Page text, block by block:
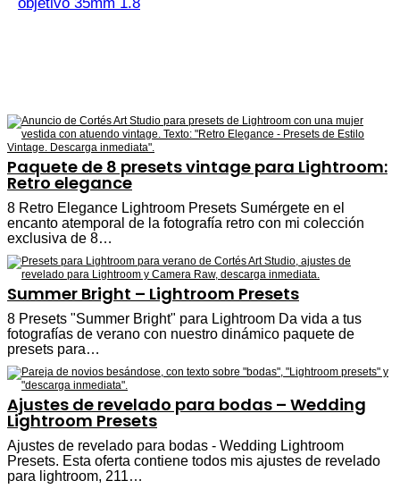
Paquete de 8 presets vintage para Lightroom:
Retro elegance
8 Retro Elegance Lightroom Presets Sumérgete en el
encanto atemporal de la fotografía retro con mi colección
exclusiva de 8…
Summer Bright – Lightroom Presets
8 Presets "Summer Bright" para Lightroom Da vida a tus
fotografías de verano con nuestro dinámico paquete de
presets para…
Ajustes de revelado para bodas – Wedding
Lightroom Presets
Ajustes de revelado para bodas - Wedding Lightroom
Presets. Esta oferta contiene todos mis ajustes de revelado
para lightroom, 211…